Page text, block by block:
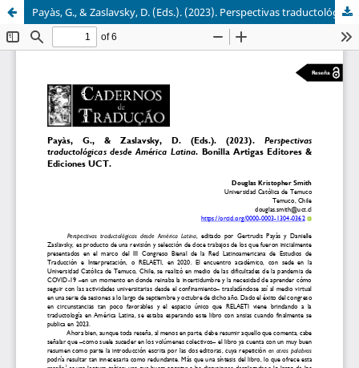
Payàs, G., & Zaslavsky, D. (Eds.). (2023). Perspectivas traductológicas desde América Latina. Bonilla Artigas Editores & Ediciones UCT.